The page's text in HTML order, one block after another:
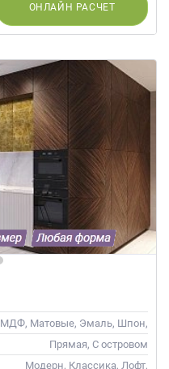
ОНЛАЙН РАСЧЕТ
МДФ, Матовые, Эмаль, Шпон,
Глянцевые
Прямая, С островом
Модерн, Классика, Лофт,